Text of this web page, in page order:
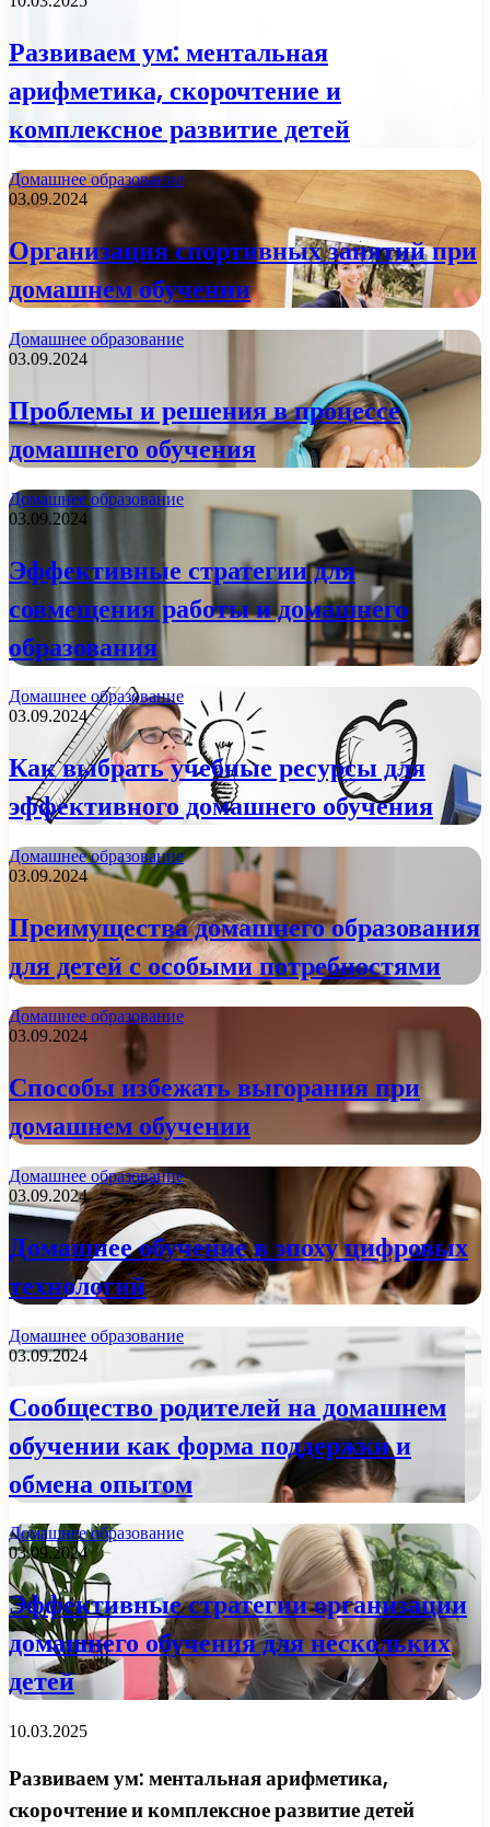
Развиваем ум: ментальная
арифметика, скорочтение и
комплексное развитие детей
Домашнее образование
03.09.2024
Организация спортивных занятий при
домашнем обучении
Домашнее образование
03.09.2024
Проблемы и решения в процессе
домашнего обучения
Домашнее образование
03.09.2024
Эффективные стратегии для
совмещения работы и домашнего
образования
Домашнее образование
03.09.2024
Как выбрать учебные ресурсы для
эффективного домашнего обучения
Домашнее образование
03.09.2024
Преимущества домашнего образования
для детей с особыми потребностями
Домашнее образование
03.09.2024
Способы избежать выгорания при
домашнем обучении
Домашнее образование
03.09.2024
Домашнее обучение в эпоху цифровых
технологий
Домашнее образование
03.09.2024
Сообщество родителей на домашнем
обучении как форма поддержки и
обмена опытом
Домашнее образование
03.09.2024
Эффективные стратегии организации
домашнего обучения для нескольких
детей
10.03.2025
Развиваем ум: ментальная арифметика,
скорочтение и комплексное развитие детей